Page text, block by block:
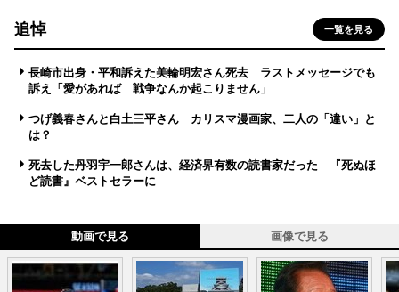
追悼 一覧を見る
長崎市出身・平和訴えた美輪明宏さん死去 ラストメッセージでも
訴え「愛があれば 戦争なんか起こりません」
つげ義春さんと白土三平さん カリスマ漫画家、二人の「違い」と
は？
死去した丹羽宇一郎さんは、経済界有数の読書家だった 『死ぬほ
ど読書』ベストセラーに
動画で見る 画像で見る